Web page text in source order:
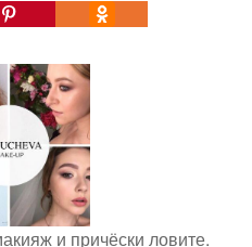
и причёски ловите.